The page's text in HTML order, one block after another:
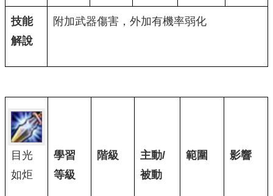
技能
解說
附加武器傷害，外加有機率弱化
目光
如炬
學習
等級
階級
主動/
被動
範圍 影響